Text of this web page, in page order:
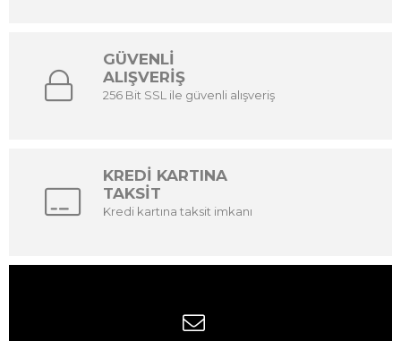
GÜVENLİ
ALIŞVERİŞ
256 Bit SSL ile güvenli alışveriş
KREDİ KARTINA
TAKSİT
Kredi kartına taksit imkanı